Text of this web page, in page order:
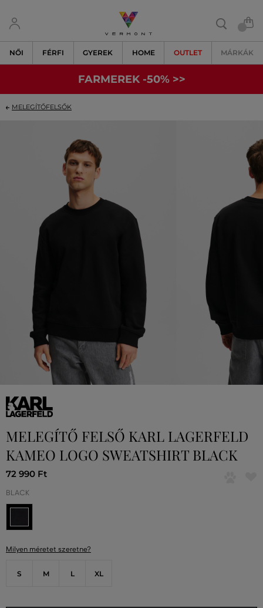
NŐI FÉRFI GYEREK HOME OUTLET MÁRKÁK
FARMEREK -50% >>
MELEGÍTŐFELSŐK
MELEGÍTŐ FELSŐ KARL LAGERFELD
KAMEO LOGO SWEATSHIRT BLACK
72 990 Ft
BLACK
Milyen méretet szeretne?
S M L XL